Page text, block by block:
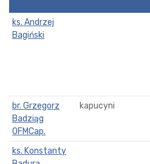
ks. Andrzej
Bagiński
br. Grzegorz
Badziąg
OFMCap.
kapucyni
ks. Konstanty